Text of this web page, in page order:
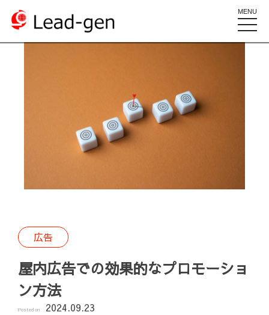
MENU
toggle
広告
屋内広告での効果的なプロモーショ
ン方法
Posted on 2024.09.23